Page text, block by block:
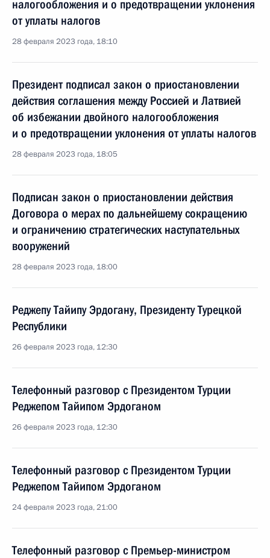
налогообложения и о предотвращении уклонения
от уплаты налогов
28 февраля 2023 года, 18:10
Президент подписал закон о приостановлении
действия соглашения между Россией и Латвией
об избежании двойного налогообложения
и о предотвращении уклонения от уплаты налогов
28 февраля 2023 года, 18:05
Подписан закон о приостановлении действия
Договора о мерах по дальнейшему сокращению
и ограничению стратегических наступательных
вооружений
28 февраля 2023 года, 18:00
Реджепу Тайипу Эрдогану, Президенту Турецкой
Республики
26 февраля 2023 года, 12:30
Телефонный разговор с Президентом Турции
Реджепом Тайипом Эрдоганом
26 февраля 2023 года, 12:30
Телефонный разговор с Президентом Турции
Реджепом Тайипом Эрдоганом
24 февраля 2023 года, 21:00
Телефонный разговор с Премьер-министром